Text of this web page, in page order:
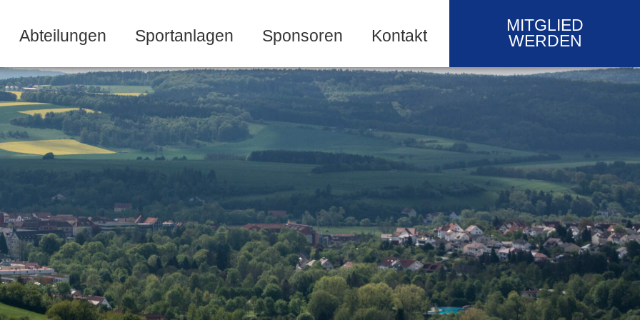
Abteilungen Sportanlagen Sponsoren Kontakt
MITGLIED
WERDEN